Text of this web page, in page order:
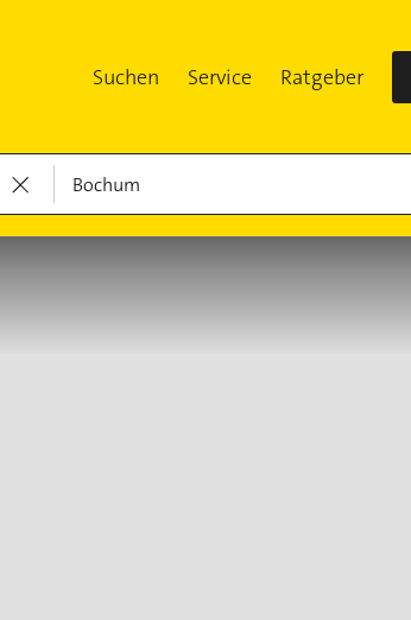
Suchen Service Ratgeber